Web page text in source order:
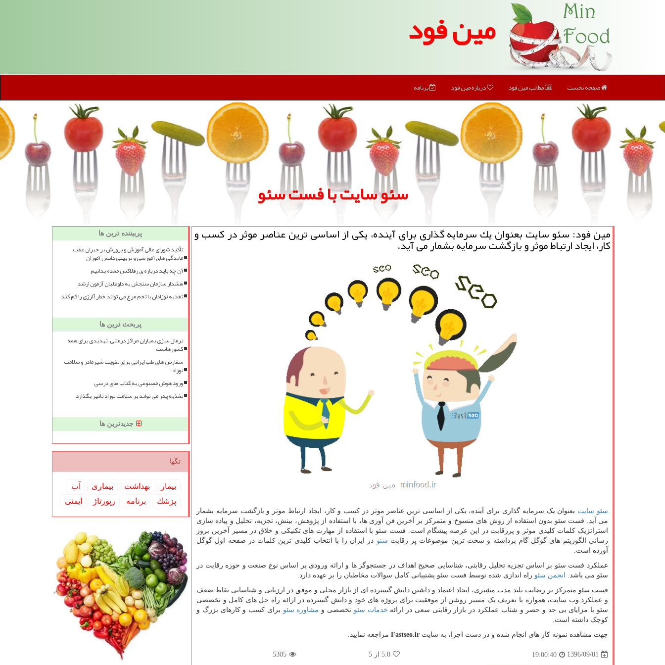
مین فود
صفحه نخست مطالب مین فود درباره مین فود برنامه
سئو سایت با فست سئو
مین فود: سئو سایت بعنوان یك سرمایه گذاری برای آینده، یكی از اساسی ترین عناصر موثر در كسب و
كار، ایجاد ارتباط موثر و بازگشت سرمایه بشمار می آید.
سئو سایت بعنوان یک سرمایه گذاری برای آینده، یکی از اساسی ترین عناصر موثر در کسب و کار، ایجاد ارتباط موثر و بازگشت سرمایه بشمار
می آید. فست سئو بدون استفاده از روش های منسوخ و متمرکز بر آخرین فن آوری ها، با استفاده از پژوهش، بینش، تجزیه، تحلیل و پیاده سازی
استراتژیک کلمات کلیدی موثر و پررقابت در این عرصه پیشگام است. فست سئو با استفاده از مهارت های تکنیکی و خلاق در مسیر آخرین بروز
رسانی الگوریتم های گوگل گام برداشته و سخت ترین موضوعات پر رقابت سئو در ایران را با انتخاب کلیدی ترین کلمات در صفحه اول گوگل
آورده است.
عملکرد فست سئو بر اساس تجزیه تحلیل رقابتی، شناسایی صحیح اهداف در جستجوگر ها و ارائه ورودی بر اساس نوع صنعت و حوزه رقابت در
سئو می باشد.
انجمن سئو راه اندازی شده توسط فست سئو پشتیبانی کامل سوالات مخاطبان را بر عهده دارد.
فست سئو متمرکز بر رضایت بلند مدت مشتری، ایجاد اعتماد و داشتن دانش گسترده ای از بازار محلی و موفق در ارزیابی و شناسایی نقاط ضعف
و عملکرد وب سایت، همواره با تعریف یک مسیر روشن از موفقیت برای پروژه های خود و دانش گسترده در ارائه راه حل های کامل و تخصصی
سئو با مزایای بی حد و حصر و شتاب عملکرد در بازار رقابتی سعی در ارائه خدمات سئو تخصصی و مشاوره سئو برای کسب و کارهای بزرگ و
کوچک داشته است.
جهت مشاهده نمونه کار های انجام شده و در دست اجرا، به سایت Fastseo.ir مراجعه نمایید.
1396/09/01
19:00:40
5.0 از 5 5305
پربیننده ترین ها
تأکید شورای عالی آموزش و پرورش بر جبران عقب
ماندگی های آموزشی و تربیتی دانش آموزان
آن چه باید درباره ی رفلاکس معده بدانیم
هشدار سازمان سنجش به داوطلبان آزمون ارشد
تغذیه نوزادان با تخم مرغ می تواند خطر آلرژی را کم کند
پربحث ترین ها
نرمال سازی بمباران مراکز درمانی، تهدیدی برای همه
کشورهاست
سفارش های طب ایرانی برای تقویت شیرمادر و سلامت
نوزاد
ورود هوش مصنوعی به کتاب های درسی
تغذیه پدر می تواند بر سلامت نوزاد تاثیر بگذارد
جدیدترین ها
تگها
بیمار بهداشت بیماری
آب
پزشك
برنامه رپورتاژ ایمنی